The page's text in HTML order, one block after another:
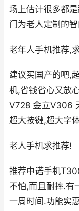
场上估计很多都
门为老人定制的
老年人手机推荐,
建议买国产的吧,
机,省钱省心又放
V728 金立V306
超大按键,超大字
老人手机求推荐!
推荐中诺手机
不怕,而且耐摔.有
一周时间.功能实